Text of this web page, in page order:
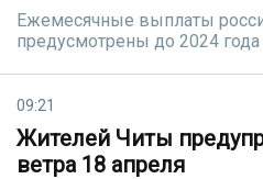
Ежемесячные выплаты
предусмотрены до 2024 года
09:21
Жителей Читы
ветра 18 апреля